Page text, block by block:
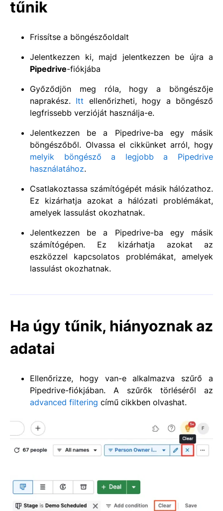
tűnik
Frissítse a böngészőoldalt
Jelentkezzen ki, majd jelentkezzen be újra a
Pipedrive-fiókjába
Győződjön meg róla, hogy a böngészője
naprakész. Itt ellenőrizheti, hogy a böngésző
legfrissebb verzióját használja-e.
Jelentkezzen be a Pipedrive-ba egy másik
böngészőből. Olvassa el cikkünket arról, hogy
melyik böngésző a legjobb a Pipedrive
használatához.
Csatlakoztassa számítógépét másik hálózathoz.
Ez kizárhatja azokat a hálózati problémákat,
amelyek lassulást okozhatnak.
Jelentkezzen be a Pipedrive-ba egy másik
számítógépen. Ez kizárhatja azokat az
eszközzel kapcsolatos problémákat, amelyek
lassulást okozhatnak.
Ha úgy tűnik, hiányoznak az
adatai
Ellenőrizze, hogy van-e alkalmazva szűrő a
Pipedrive-fiókjában. A szűrők törléséről az
advanced filtering című cikkben olvashat.